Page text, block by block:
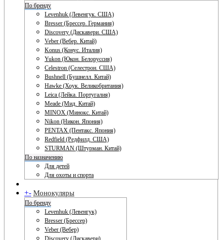
По бренду
Levenhuk (Левенгук. США)
Bresser (Брессер. Германия)
Discovery (Дискавери. США)
Veber (Вебер. Китай)
Konus (Конус. Италия)
Yukon (Юкон. Белоруссия)
Celestron (Селестрон. США)
Bushnell (Бушнелл. Китай)
Hawke (Хоук. Великобритания)
Leica (Лейка. Португалия)
Meade (Мид. Китай)
MINOX (Минокс. Китай)
Nikon (Никон. Япония)
PENTAX (Пентакс. Япония)
Redfield (Редфилд. США)
STURMAN (Штурман. Китай)
По назначению
Для детей
Для охоты и спорта
+- Монокуляры
По бренду
Levenhuk (Левенгук)
Bresser (Брессер)
Veber (Вебер)
Discovery (Дискавери)